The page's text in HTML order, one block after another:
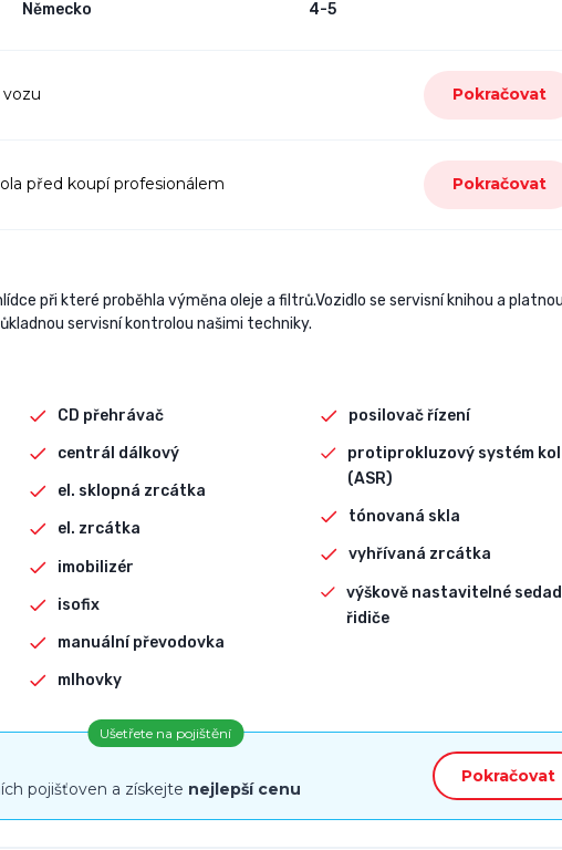
Německo
4-5
Pokračovat
před koupí profesionálem Pokračovat
při které proběhla výměna oleje a filtrů.Vozidlo se servisní knihou a
servisní kontrolou našimi techniky.
CD přehrávač
centrál dálkový
el. sklopná zrcátka
el. zrcátka
imobilizér
isofix
manuální převodovka
mlhovky
posilovač řízení
protiprokluzový systém kol
(ASR)
tónovaná skla
vyhřívaná zrcátka
výškově nastavitelné
řidiče
Ušetřete na pojištění
pojišťoven a získejte nejlepší cenu
Pokračovat